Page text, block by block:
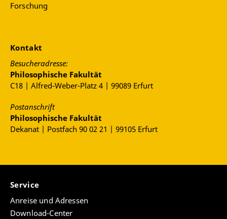
Forschung
Kontakt
Besucheradresse:
Philosophische Fakultät
C18 | Alfred-Weber-Platz 4 | 99089 Erfurt
Postanschrift
Philosophische Fakultät
Dekanat | Postfach 90 02 21 | 99105 Erfurt
Service
Anreise und Adressen
Download-Center